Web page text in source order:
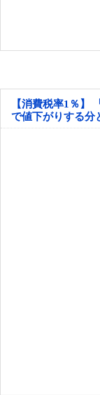
【消費税率1％】
で値下がりする分
えない店も